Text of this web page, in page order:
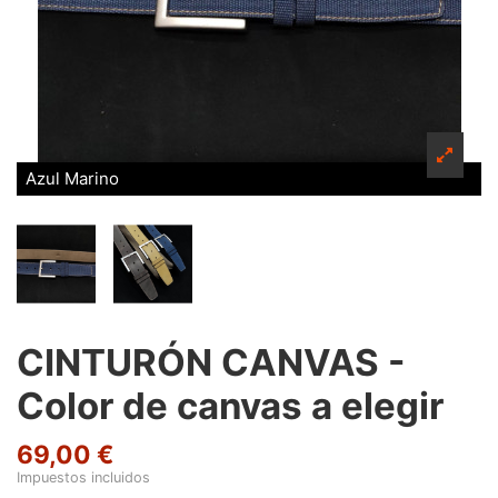
Azul Marino
CINTURÓN CANVAS -
Color de canvas a elegir
69,00 €
Impuestos incluidos